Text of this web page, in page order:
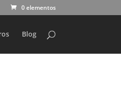
0 elementos
Blog